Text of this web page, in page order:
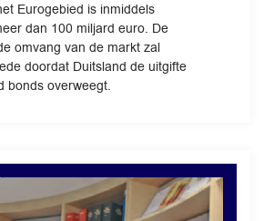
Eurogebied is inmiddels
dan 100 miljard euro. De
omvang van de markt zal
doordat Duitsland de uitgifte
bonds overweegt.